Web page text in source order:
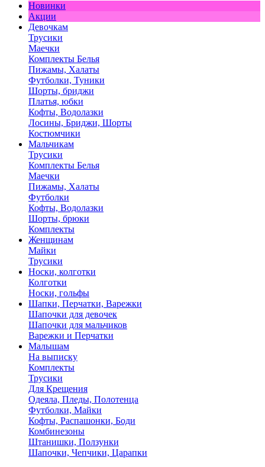
Новинки
Акции
Девочкам
Трусики
Маечки
Комплекты Белья
Пижамы, Халаты
Футболки, Туники
Шорты, бриджи
Платья, юбки
Кофты, Водолазки
Лосины, Бриджи, Шорты
Костюмчики
Мальчикам
Трусики
Комплекты Белья
Маечки
Пижамы, Халаты
Футболки
Кофты, Водолазки
Шорты, брюки
Комплекты
Женщинам
Майки
Трусики
Носки, колготки
Колготки
Носки, гольфы
Шапки, Перчатки, Варежки
Шапочки для девочек
Шапочки для мальчиков
Варежки и Перчатки
Малышам
На выписку
Комплекты
Трусики
Для Крещения
Одеяла, Пледы, Полотенца
Футболки, Майки
Кофты, Распашонки, Боди
Комбинезоны
Штанишки, Ползунки
Шапочки, Чепчики, Царапки